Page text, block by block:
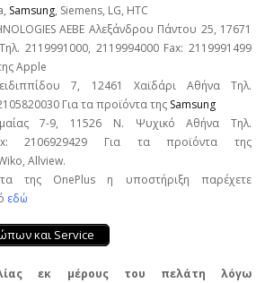
Samsung, Siemens, LG, HTC
ΑΕΒΕ Αλεξάνδρου Πάντου 25, 17671
2119991000, 2119994000 Fax: 2119991499
Apple
7, 12461 Χαϊδάρι Αθήνα Τηλ.
Για τα προϊόντα της Samsung
7-9, 11526 Ν. Ψυχικό Αθήνα Τηλ.
2106929429 Για τα προϊόντα της
Allview.
της OnePlus η υποστήριξη παρέχετε
εδώ
και Service
εκ μέρους του πελάτη λόγω